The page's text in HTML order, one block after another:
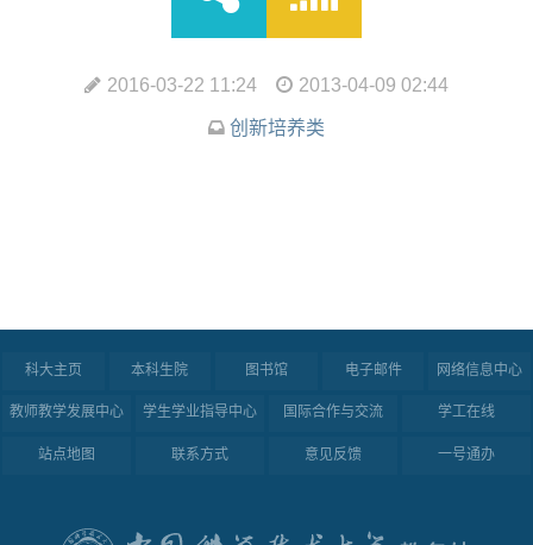
2016-03-22 11:24 2013-04-09 02:44
创新培养类
科大主页 本科生院 图书馆 电子邮件 网络信息中心
教师教学发展中心 学生学业指导中心 国际合作与交流 学工在线
站点地图 联系方式 意见反馈 一号通办